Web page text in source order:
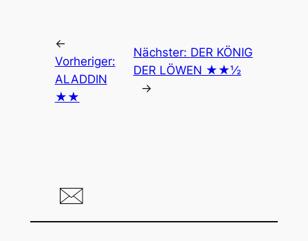
←
Vorheriger:
ALADDIN
★★
Nächster: DER KÖNIG
DER LÖWEN ★★½
→